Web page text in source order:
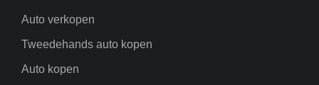
Auto verkopen
Tweedehands auto kopen
Auto kopen